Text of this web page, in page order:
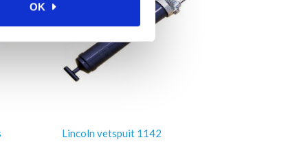
OK
Lincoln vetspuit 1142